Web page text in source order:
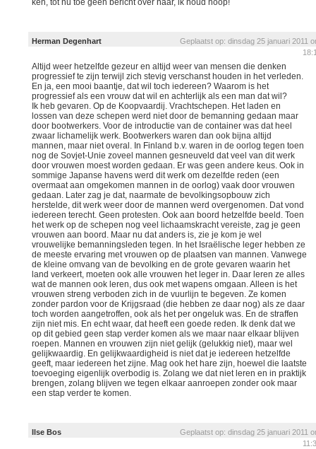
ken, tot nu toe geen bericht over haar, ik houd hoop!
Herman Degenhart
Geplaatst op: dinsdag 25 januari 2011
Altijd weer hetzelfde gezeur en altijd weer van mensen die denken
progressief te zijn terwijl zich stevig verschanst houden in het verleden.
En ja, een mooi baantje, dat wil toch iedereen? Waarom is het
progressief als een vrouw dat wil en achterlijk als een man dat wil?
Ik heb gevaren. Op de Koopvaardij. Vrachtschepen. Het laden en
lossen van deze schepen werd niet door de bemanning gedaan maar
door bootwerkers. Voor de introductie van de container was dat heel
zwaar lichamelijk werk. Bootwerkers waren dan ook bijna altijd
mannen, maar niet overal. In Finland b.v. waren in de oorlog tegen toen
nog de Sovjet-Unie zoveel mannen gesneuveld dat veel van dit werk
door vrouwen moest worden gedaan. Er was geen andere keus. Ook in
sommige Japanse havens werd dit werk om dezelfde reden (een
overmaat aan omgekomen mannen in de oorlog) vaak door vrouwen
gedaan. Later zag je dat, naarmate de bevolkingsopbouw zich
herstelde, dit werk weer door de mannen werd overgenomen. Dat vond
iedereen terecht. Geen protesten. Ook aan boord hetzelfde beeld. Toen
het werk op de schepen nog veel lichaamskracht vereiste, zag je geen
vrouwen aan boord. Maar nu dat anders is, zie je kom je wel
vrouwelijke bemanningsleden tegen. In het Israëlische leger hebben ze
de meeste ervaring met vrouwen op de plaatsen van mannen. Vanwege
de kleine omvang van de bevolking en de grote gevaren waarin het
land verkeert, moeten ook alle vrouwen het leger in. Daar leren ze alles
wat de mannen ook leren, dus ook met wapens omgaan. Alleen is het
vrouwen streng verboden zich in de vuurlijn te begeven. Ze komen
zonder pardon voor de Krijgsraad (die hebben ze daar nog) als ze daar
toch worden aangetroffen, ook als het per ongeluk was. En de straffen
zijn niet mis. En echt waar, dat heeft een goede reden. Ik denk dat we
op dit gebied geen stap verder komen als we maar naar elkaar blijven
roepen. Mannen en vrouwen zijn niet gelijk (gelukkig niet), maar wel
gelijkwaardig. En gelijkwaardigheid is niet dat je iedereen hetzelfde
geeft, maar iedereen het zijne. Mag ook het hare zijn, hoewel die laatste
toevoeging eigenlijk overbodig is. Zolang we dat niet leren en in praktijk
brengen, zolang blijven we tegen elkaar aanroepen zonder ook maar
een stap verder te komen.
Ilse Bos
Geplaatst op: dinsdag 25 januari 2011